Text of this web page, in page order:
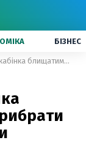
БІЗНЕС
Ванна та душова кабінка блищатимуть: ось як прибрати наліт від жорсткої води